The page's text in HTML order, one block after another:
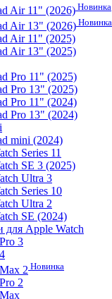
Air 11" (2026) Новинка
Air 13" (2026) Новинка
Air 11" (2025)
Air 13" (2025)
Pro 11" (2025)
Pro 13" (2025)
Pro 11" (2024)
Pro 13" (2024)
mini (2024)
Series 11
SE 3 (2025)
Ultra 3
Series 10
Ultra 2
SE (2024)
для Apple Watch
3
2 Новинка
2